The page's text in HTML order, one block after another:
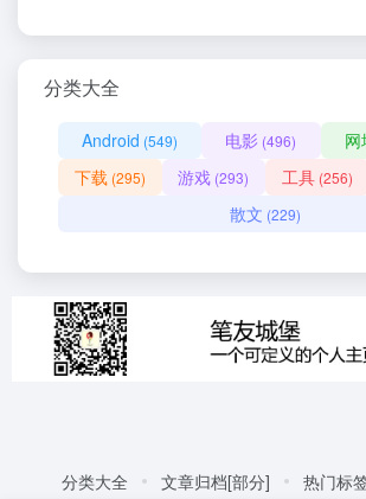
分类大全
Android (549) 电影 (496)
下载 (295) 游戏 (293) 工具(256)
散文 (229)
分类大全 文章归档[部分] 热门标